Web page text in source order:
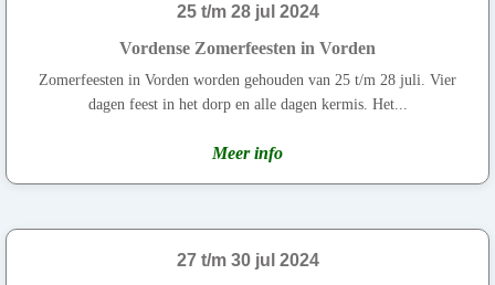
25 t/m 28 jul 2024
Vordense Zomerfeesten in Vorden
Zomerfeesten in Vorden worden gehouden van 25 t/m 28 juli. Vier
dagen feest in het dorp en alle dagen kermis. Het...
Meer info
27 t/m 30 jul 2024